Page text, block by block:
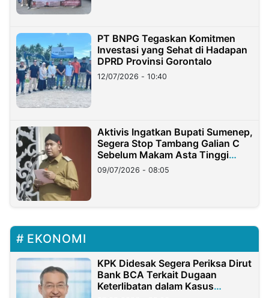
PT BNPG Tegaskan Komitmen
Investasi yang Sehat di Hadapan
DPRD Provinsi Gorontalo
12/07/2026 - 10:40
Aktivis Ingatkan Bupati Sumenep,
Segera Stop Tambang Galian C
Sebelum Makam Asta Tinggi
Longsor
09/07/2026 - 08:05
EKONOMI
KPK Didesak Segera Periksa Dirut
Bank BCA Terkait Dugaan
Keterlibatan dalam Kasus